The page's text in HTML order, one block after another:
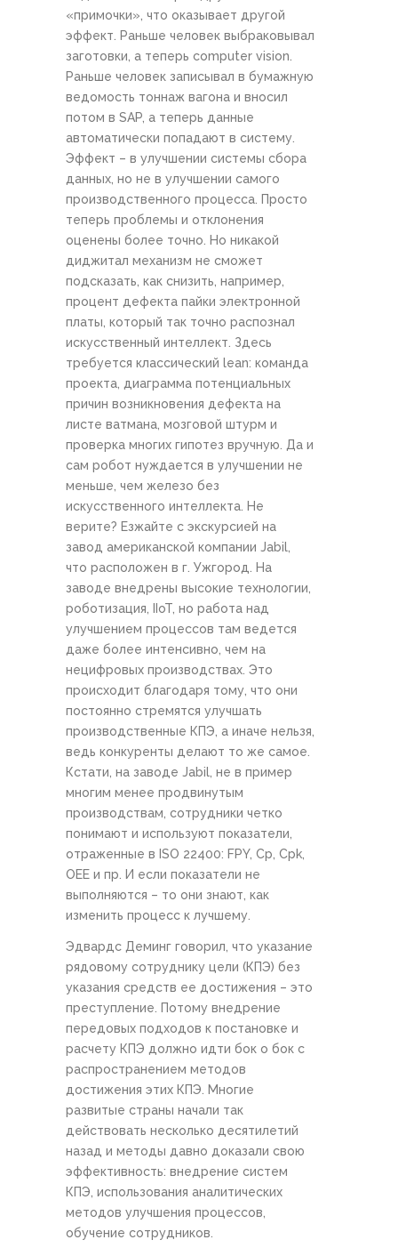
«примочки», что оказывает другой
эффект. Раньше человек выбраковывал
заготовки, а теперь computer vision.
Раньше человек записывал в бумажную
ведомость тоннаж вагона и вносил
потом в SAP, а теперь данные
автоматически попадают в систему.
Эффект – в улучшении системы сбора
данных, но не в улучшении самого
производственного процесса. Просто
теперь проблемы и отклонения
оценены более точно. Но никакой
диджитал механизм не сможет
подсказать, как снизить, например,
процент дефекта пайки электронной
платы, который так точно распознал
искусственный интеллект. Здесь
требуется классический lean: команда
проекта, диаграмма потенциальных
причин возникновения дефекта на
листе ватмана, мозговой штурм и
проверка многих гипотез вручную. Да и
сам робот нуждается в улучшении не
меньше, чем железо без
искусственного интеллекта. Не
верите? Езжайте с экскурсией на
завод американской компании Jabil,
что расположен в г. Ужгород. На
заводе внедрены высокие технологии,
роботизация, IIoT, но работа над
улучшением процессов там ведется
даже более интенсивно, чем на
нецифровых производствах. Это
происходит благодаря тому, что они
постоянно стремятся улучшать
производственные КПЭ, а иначе нельзя,
ведь конкуренты делают то же самое.
Кстати, на заводе Jabil, не в пример
многим менее продвинутым
производствам, сотрудники четко
понимают и используют показатели,
отраженные в ISO 22400: FPY, Cp, Cpk,
OEE и пр. И если показатели не
выполняются – то они знают, как
изменить процесс к лучшему.
Эдвардс Деминг говорил, что указание
рядовому сотруднику цели (КПЭ) без
указания средств ее достижения – это
преступление. Потому внедрение
передовых подходов к постановке и
расчету КПЭ должно идти бок о бок с
распространением методов
достижения этих КПЭ. Многие
развитые страны начали так
действовать несколько десятилетий
назад и методы давно доказали свою
эффективность: внедрение систем
КПЭ, использования аналитических
методов улучшения процессов,
обучение сотрудников.